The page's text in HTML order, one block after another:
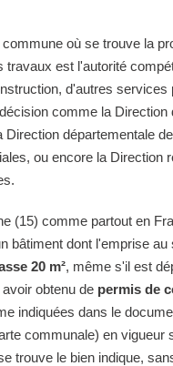
où se trouve la
travaux est l'autorité
d'autres services
comme la Direction
Direction départementale
ou encore la Direction
(15) comme partout en
bâtiment dont l'emprise au
20 m², même s'il est
obtenu de permis de
indiquées dans le
communale) en vigueur
trouve le bien indique,